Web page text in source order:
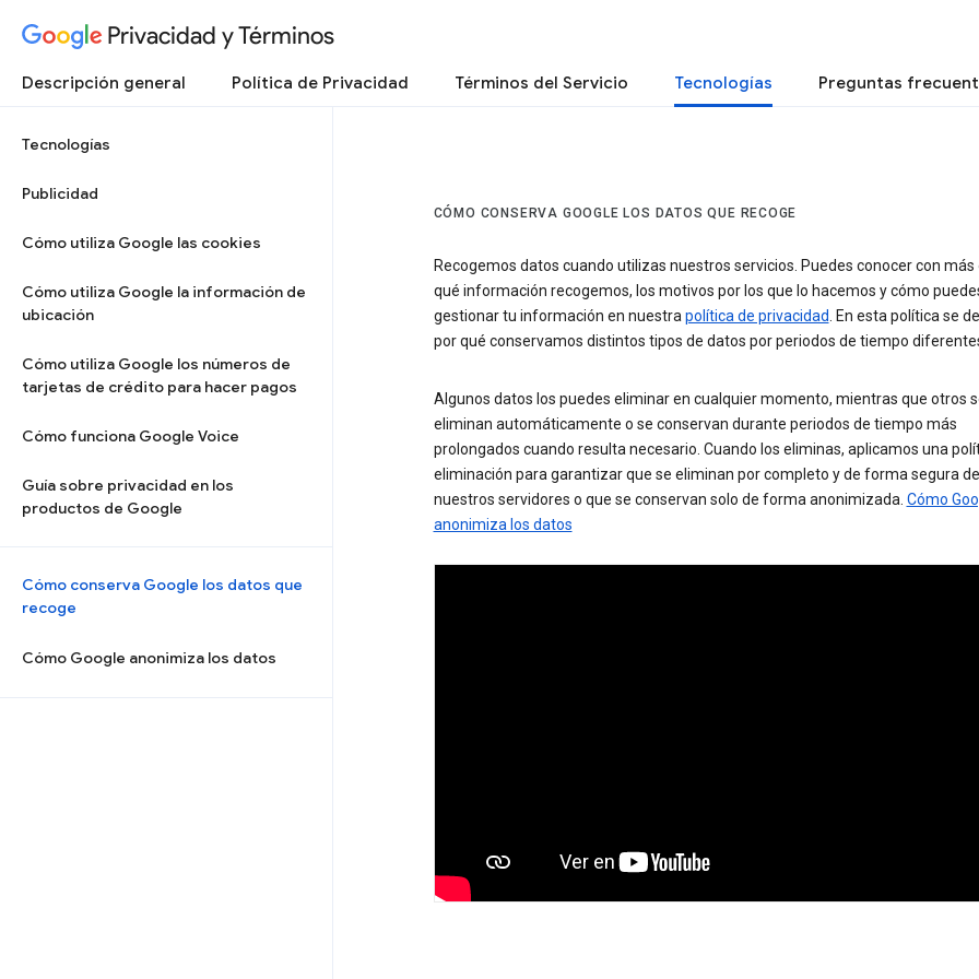
Privacidad y Términos
Descripción general Política de Privacidad Términos del Servicio Tecnologías Preguntas
Tecnologías
Publicidad
Cómo utiliza Google las cookies
Cómo utiliza Google la información de
ubicación
Cómo utiliza Google los números de
tarjetas de crédito para hacer pagos
Cómo funciona Google Voice
Guía sobre privacidad en los
productos de Google
Cómo conserva Google los datos que
recoge
Cómo Google anonimiza los datos
CÓMO CONSERVA GOOGLE LOS DATOS QUE RECOGE
Recogemos datos cuando utilizas nuestros servicios. Puedes conocer con más
qué información recogemos, los motivos por los que lo hacemos y cómo
gestionar tu información en nuestrapolítica de privacidad. En esta política se
por qué conservamos distintos tipos de datos por periodos de tiempo
Algunos datos los puedes eliminar en cualquier momento, mientras que otros
eliminan automáticamente o se conservan durante periodos de tiempo más
prolongados cuando resulta necesario. Cuando los eliminas, aplicamos una
eliminación para garantizar que se eliminan por completo y de forma segura de
nuestros servidores o que se conservan solo de forma anonimizada. Cómo
anonimiza los datos